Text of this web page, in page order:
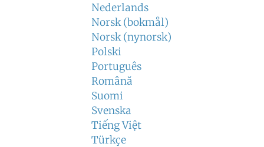
Nederlands
Norsk (bokmål)
Norsk (nynorsk)
Polski
Português
Română
Suomi
Svenska
Tiếng Việt
Türkçe